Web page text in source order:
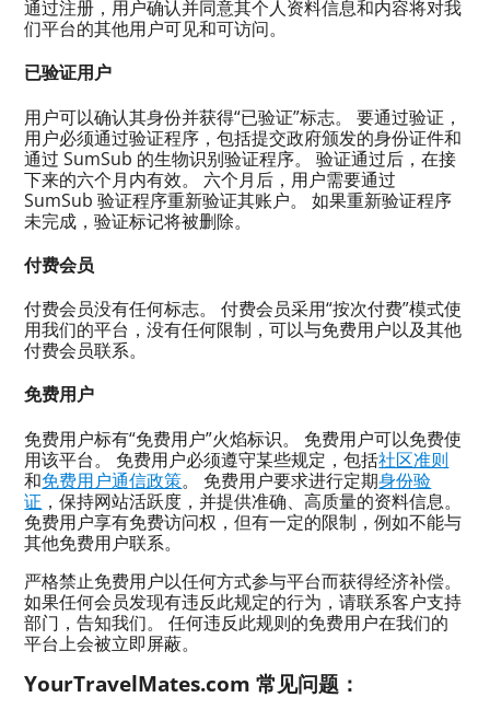
通过注册，用户确认并同意其个人资料信息和内容将对我
们平台的其他用户可见和可访问。
已验证用户
用户可以确认其身份并获得“已验证”标志。 要通过验证，
用户必须通过验证程序，包括提交政府颁发的身份证件和
通过 SumSub 的生物识别验证程序。 验证通过后，在接
下来的六个月内有效。 六个月后，用户需要通过
SumSub 验证程序重新验证其账户。 如果重新验证程序
未完成，验证标记将被删除。
付费会员
付费会员没有任何标志。 付费会员采用“按次付费”模式使
用我们的平台，没有任何限制，可以与免费用户以及其他
付费会员联系。
免费用户
免费用户标有“免费用户”火焰标识。 免费用户可以免费使
用该平台。 免费用户必须遵守某些规定，包括社区准则
和免费用户通信政策。 免费用户要求进行定期身份验
证 ，保持网站活跃度，并提供准确、高质量的资料信息。
免费用户享有免费访问权，但有一定的限制，例如不能与
其他免费用户联系。
严格禁止免费用户以任何方式参与平台而获得经济补偿。
如果任何会员发现有违反此规定的行为，请联系客户支持
部门，告知我们。 任何违反此规则的免费用户在我们的
平台上会被立即屏蔽。
YourTravelMates.com 常见问题：